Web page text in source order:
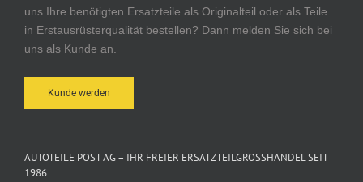
uns Ihre benötigten Ersatzteile als Originalteil oder als Teile
in Erstausrüsterqualität bestellen? Dann melden Sie sich bei
uns als Kunde an.
Kunde werden
AUTOTEILE POST AG – IHR FREIER ERSATZTEILGROSSHANDEL SEIT 1
986